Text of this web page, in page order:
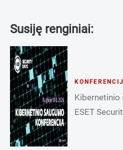
Susiję renginiai:
Kibernetinio
ESET